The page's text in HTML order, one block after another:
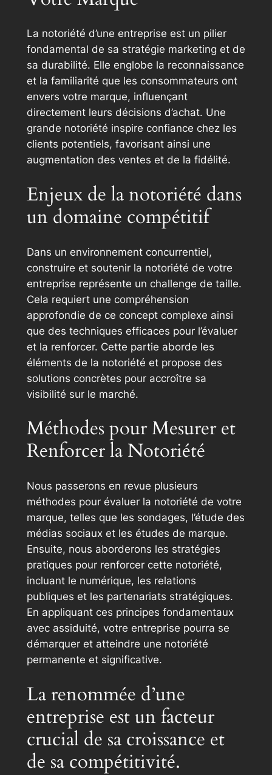
La notoriété d’une entreprise est un pilier
fondamental de sa stratégie marketing et de
sa durabilité. Elle englobe la reconnaissance
et la familiarité que les consommateurs ont
envers votre marque, influençant
directement leurs décisions d’achat. Une
grande notoriété inspire confiance chez les
clients potentiels, favorisant ainsi une
augmentation des ventes et de la fidélité.
Enjeux de la notoriété dans
un domaine compétitif
Dans un environnement concurrentiel,
construire et soutenir la notoriété de votre
entreprise représente un challenge de taille.
Cela requiert une compréhension
approfondie de ce concept complexe ainsi
que des techniques efficaces pour l’évaluer
et la renforcer. Cette partie aborde les
éléments de la notoriété et propose des
solutions concrètes pour accroître sa
visibilité sur le marché.
Méthodes pour Mesurer et
Renforcer la Notoriété
Nous passerons en revue plusieurs
méthodes pour évaluer la notoriété de votre
marque, telles que les sondages, l’étude des
médias sociaux et les études de marque.
Ensuite, nous aborderons les stratégies
pratiques pour renforcer cette notoriété,
incluant le numérique, les relations
publiques et les partenariats stratégiques.
En appliquant ces principes fondamentaux
avec assiduité, votre entreprise pourra se
démarquer et atteindre une notoriété
permanente et significative.
La renommée d’une
entreprise est un facteur
crucial de sa croissance et
de sa compétitivité.